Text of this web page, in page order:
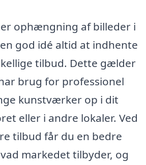
ophængning af billeder i
god idé altid at indhente
tilbud. Dette gælder
brug for professionel
kunstværker op i dit
eller i andre lokaler. Ved
tilbud får du en bedre
markedet tilbyder, og